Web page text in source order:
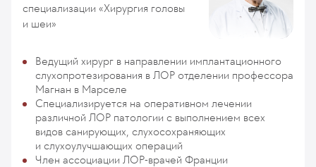
специализации «Хирургия головы
и шеи»
Ведущий хирург в направлении имплантационного
слухопротезирования в ЛОР отделении профессора
Магнан в Марселе
Специализируется на оперативном лечении
различной ЛОР патологии с выполнением всех
видов санирующих, слухосохраняющих
и слухоулучшающих операций
Член ассоциации ЛОР-врачей Франции